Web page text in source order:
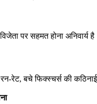
पर सहमत होना अनिवार्य
बचे फिक्स्चर्स की कठिनाई